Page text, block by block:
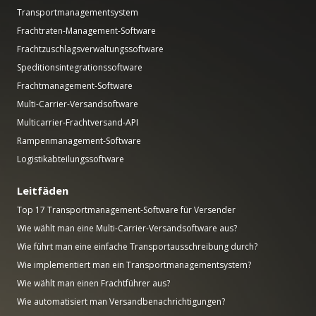
Transportmanagementsystem
Frachtraten-Management-Software
Frachtzuschlagsverwaltungssoftware
Speditionsintegrationssoftware
Frachtmanagement-Software
Multi-Carrier-Versandsoftware
Multicarrier-Frachtversand-API
Rampenmanagement-Software
Logistikabteilungssoftware
Leitfäden
Top 17 Transportmanagement-Software für Versender
Wie wählt man eine Multi-Carrier-Versandsoftware aus?
Wie führt man eine einfache Transportausschreibung durch?
Wie implementiert man ein Transportmanagementsystem?
Wie wählt man einen Frachtführer aus?
Wie automatisiert man Versandbenachrichtigungen?